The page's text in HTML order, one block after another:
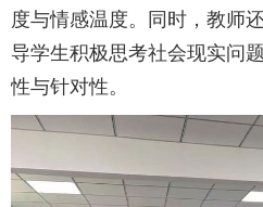
度与情感温度。同时，教师
导学生积极思考社会现实问
性与针对性。